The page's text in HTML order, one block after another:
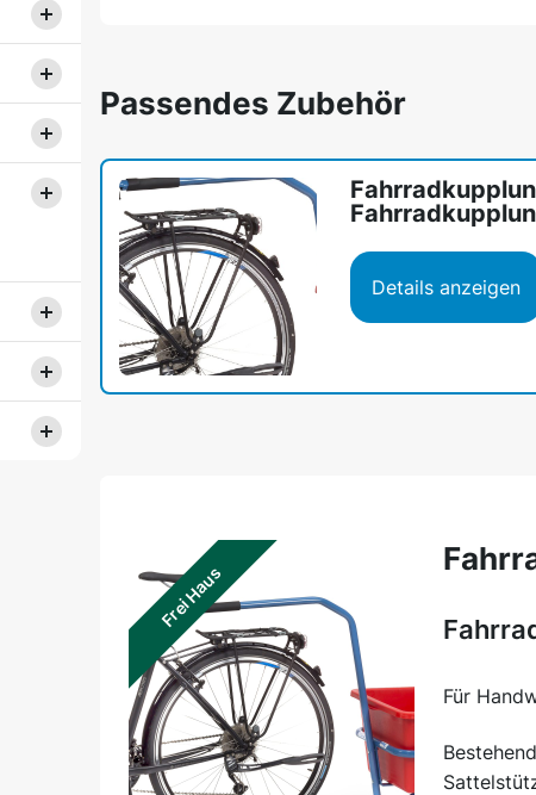
Passendes Zubehör
Details anzeigen
Frei Haus
Für